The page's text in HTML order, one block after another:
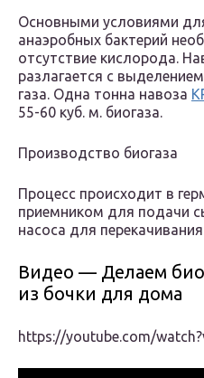
Основными условиями
анаэробных бактерий
отсутствие кислорода.
разлагается с
газа. Одна тонна навоза
55-60 куб. м. биогаза.
Производство биогаза
Процесс происходит в
приемником для подачи
насоса для
Видео — Делаем
из бочки для дома
https://youtube.com/